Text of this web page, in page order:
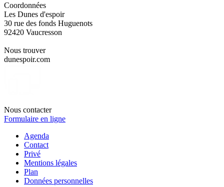
Coordonnées
Les Dunes d'espoir
30 rue des fonds Huguenots
92420 Vaucresson
Nous trouver
dunespoir.com
Nous contacter
Formulaire en ligne
Agenda
Contact
Privé
Mentions légales
Plan
Données personnelles